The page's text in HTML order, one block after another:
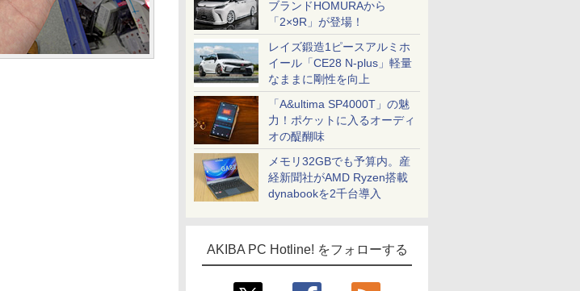
ブランドHOMURAから
「2×9R」が登場！
レイズ鍛造1ピースアルミホ
イール「CE28 N-plus」軽量
なままに剛性を向上
「A&ultima SP4000T」の魅
力！ポケットに入るオーディ
オの醍醐味
メモリ32GBでも予算内。産
経新聞社がAMD Ryzen搭載
dynabookを2千台導入
AKIBA PC Hotline! をフォローする